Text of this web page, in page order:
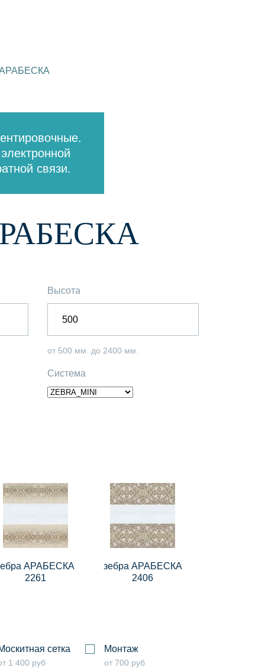
АРАБЕСКА
связи.
Высота
от 500 мм. до 2400 мм.
Система
АРАБЕСКА
2261
зебра АРАБЕСКА
2406
сетка
1 400 руб
Монтаж
от 700 руб